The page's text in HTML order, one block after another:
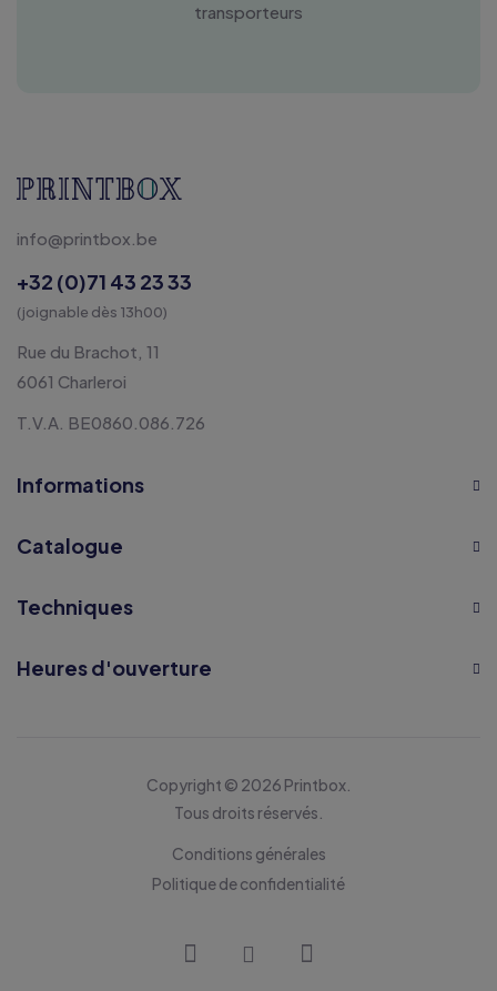
transporteurs
info@printbox.be
+32 (0)71 43 23 33
(joignable dès 13h00)
Rue du Brachot, 11
6061 Charleroi
T.V.A. BE0860.086.726
Informations
Catalogue
Techniques
Heures d'ouverture
Copyright © 2026 Printbox.
Tous droits réservés.
Conditions générales
Politique de confidentialité